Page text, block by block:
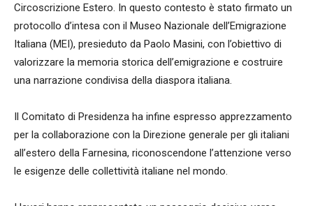
Circoscrizione Estero. In questo contesto è stato firmato un
protocollo d’intesa con il Museo Nazionale dell’Emigrazione
Italiana (MEI), presieduto da Paolo Masini, con l’obiettivo di
valorizzare la memoria storica dell’emigrazione e costruire
una narrazione condivisa della diaspora italiana.
Il Comitato di Presidenza ha infine espresso apprezzamento
per la collaborazione con la Direzione generale per gli italiani
all’estero della Farnesina, riconoscendone l’attenzione verso
le esigenze delle collettività italiane nel mondo.